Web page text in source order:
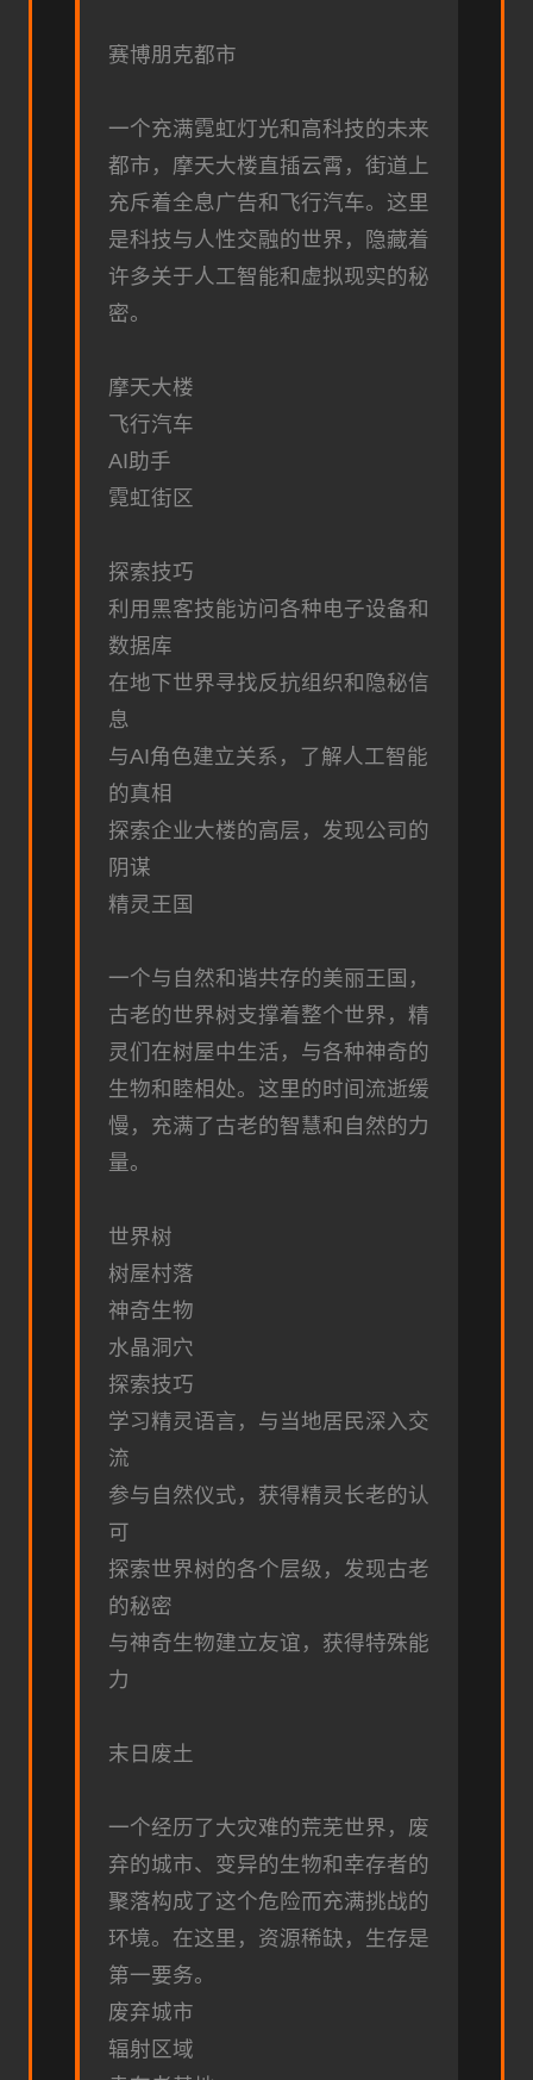
赛博朋克都市
一个充满霓虹灯光和高科技的未来
都市，摩天大楼直插云霄，街道上
充斥着全息广告和飞行汽车。这里
是科技与人性交融的世界，隐藏着
许多关于人工智能和虚拟现实的秘
密。
摩天大楼
飞行汽车
AI助手
霓虹街区
探索技巧
利用黑客技能访问各种电子设备和
数据库
在地下世界寻找反抗组织和隐秘信
息
与AI角色建立关系，了解人工智能
的真相
探索企业大楼的高层，发现公司的
阴谋
精灵王国
一个与自然和谐共存的美丽王国，
古老的世界树支撑着整个世界，精
灵们在树屋中生活，与各种神奇的
生物和睦相处。这里的时间流逝缓
慢，充满了古老的智慧和自然的力
量。
世界树
树屋村落
神奇生物
水晶洞穴
探索技巧
学习精灵语言，与当地居民深入交
流
参与自然仪式，获得精灵长老的认
可
探索世界树的各个层级，发现古老
的秘密
与神奇生物建立友谊，获得特殊能
力
末日废土
一个经历了大灾难的荒芜世界，废
弃的城市、变异的生物和幸存者的
聚落构成了这个危险而充满挑战的
环境。在这里，资源稀缺，生存是
第一要务。
废弃城市
辐射区域